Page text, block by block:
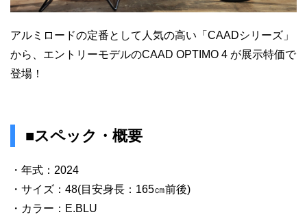
アルミロードの定番として人気の高い「CAADシリーズ」
から、エントリーモデルのCAAD OPTIMO 4 が展示特価で
登場！
■スペック・概要
・年式：2024
・サイズ：48(目安身長：165㎝前後)
・カラー：E.BLU